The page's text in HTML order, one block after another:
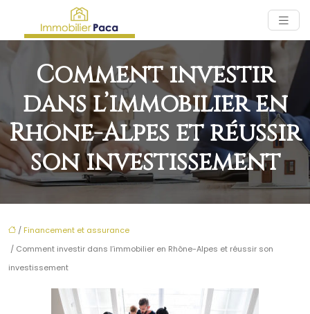
Comment investir
dans l’immobilier en
Rhône-Alpes et réussir
son investissement
/ Financement et assurance
/ Comment investir dans l’immobilier en Rhône-Alpes et réussir son
investissement